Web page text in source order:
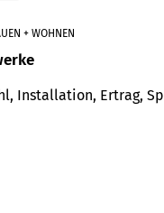
+ WOHNEN
Installation, Ertrag,